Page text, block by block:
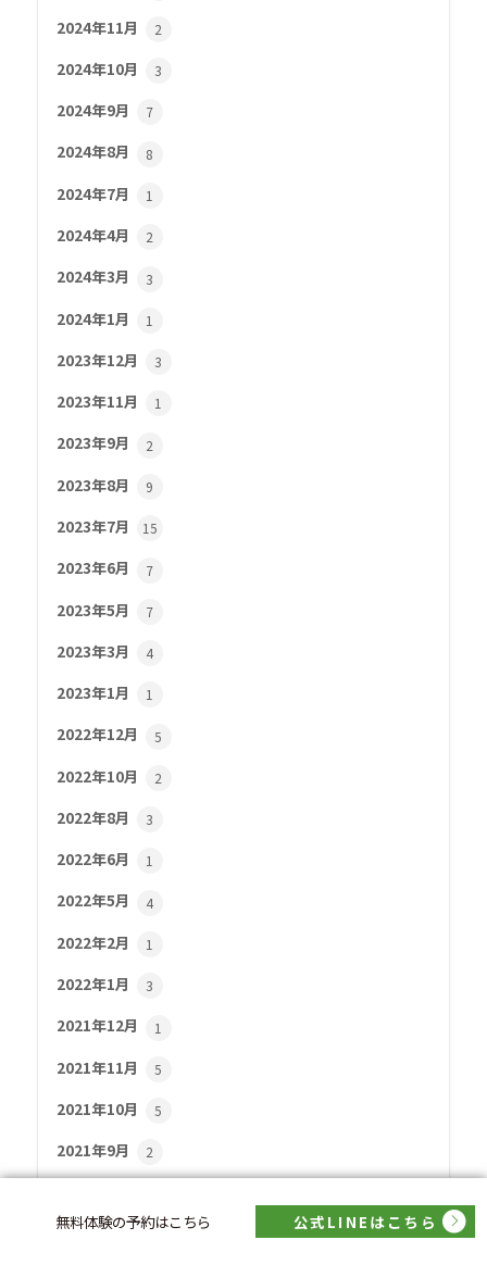
2024年11月 2
2024年10月 3
2024年9月 7
2024年8月 8
2024年7月 1
2024年4月 2
2024年3月 3
2024年1月 1
2023年12月 3
2023年11月 1
2023年9月 2
2023年8月 9
2023年7月 15
2023年6月 7
2023年5月 7
2023年3月 4
2023年1月 1
2022年12月 5
2022年10月 2
2022年8月 3
2022年6月 1
2022年5月 4
2022年2月 1
2022年1月 3
2021年12月 1
2021年11月 5
2021年10月 5
2021年9月 2
2021年7月 4
無料体験の予約はこちら 公式LINEはこちら